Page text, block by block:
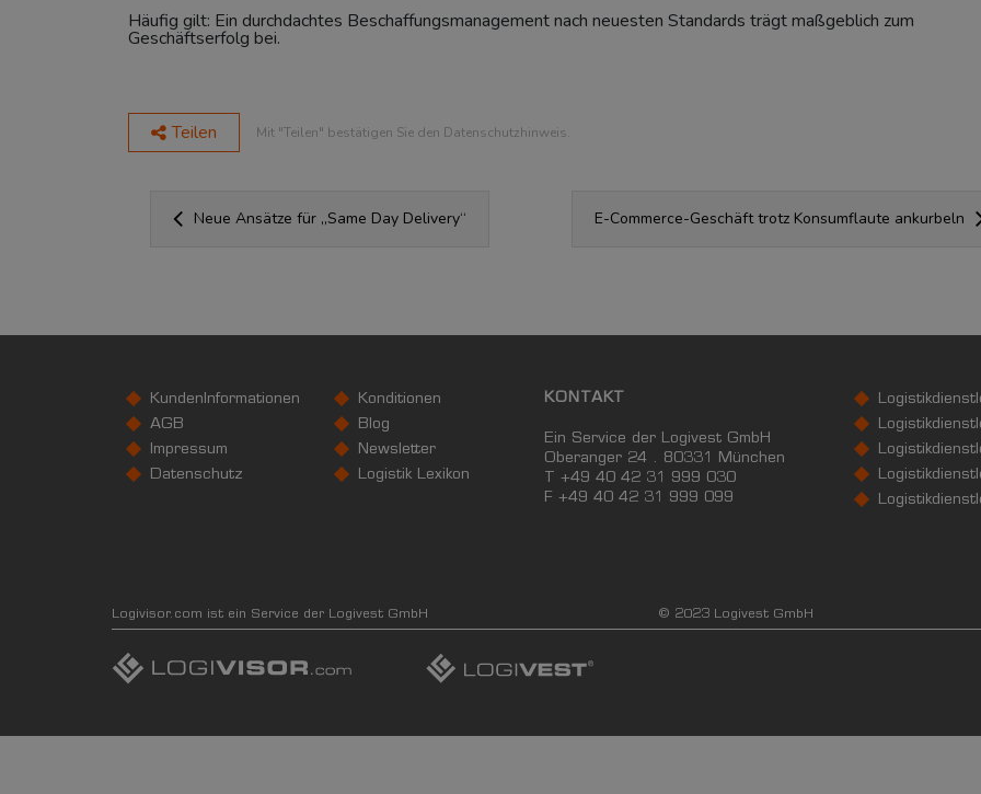
Häufig gilt: Ein durchdachtes Beschaffungsmanagement nach neuesten Standards trägt maßgeblich zum
Geschäftserfolg bei.
Teilen Mit "Teilen" bestätigen Sie den Datenschutzhinweis.
Neue Ansätze für „Same Day Delivery“ E-Commerce-Geschäft trotz Konsumflaute ankurbeln
KundenInformationen
AGB
Impressum
Datenschutz
Konditionen
Blog
Newsletter
Logistik Lexikon
KONTAKT
Ein Service der Logivest GmbH
Oberanger 24 . 80331 München
T +49 40 42 31 999 030
F +49 40 42 31 999 099
Logivisor.com ist ein Service der Logivest GmbH © 2023 Logivest GmbH